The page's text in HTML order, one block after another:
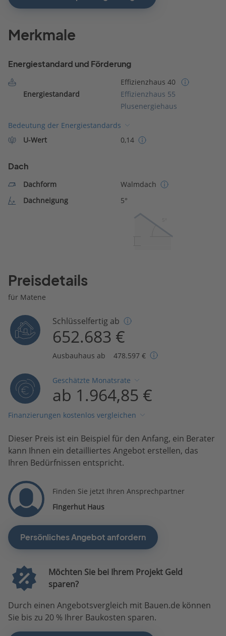
Merkmale
Energiestandard und Förderung
Energiestandard
Effizienzhaus 40
Effizienzhaus 55
Plusenergiehaus
Bedeutung der Energiestandards
U-Wert
0,14
Dach
Dachform
Walmdach
Dachneigung
5°
Preisdetails
für Matene
Schlüsselfertig ab
652.683 €
Ausbauhaus ab 478.597 €
Geschätzte Monatsrate
ab 1.964,85 €
Finanzierungen kostenlos vergleichen
Dieser Preis ist ein Beispiel für den Anfang, ein Berater
kann Ihnen ein detailliertes Angebot erstellen, das
Ihren Bedürfnissen entspricht.
Finden Sie jetzt Ihren Ansprechpartner
Fingerhut Haus
Persönliches Angebot anfordern
Möchten Sie bei Ihrem Projekt Geld
sparen?
Durch einen Angebotsvergleich mit Bauen.de können
Sie bis zu 20 % Ihrer Baukosten sparen.